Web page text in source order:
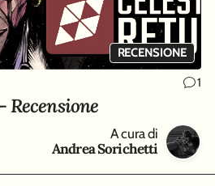
RECENSIONE
1
A cura di
Andrea Sorichetti